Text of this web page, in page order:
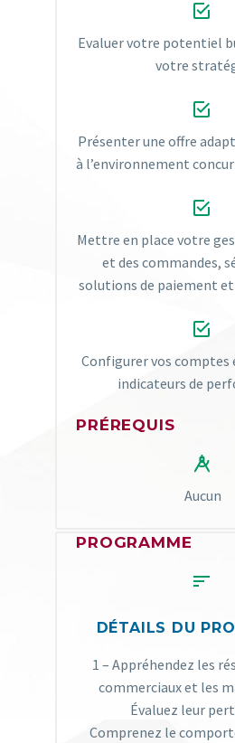


Evaluer votre potentiel
votre


Présenter une offre
à l’environnement


Mettre en place votre
et des commandes,
solutions de paiement


Configurer vos comptes
indicateurs de
PRÉREQUIS


Aucun
PROGRAMME


DÉTAILS DU
1 – Appréhendez les
commerciaux et les
Évaluez leur
Comprenez le